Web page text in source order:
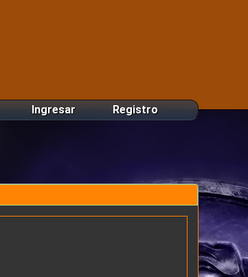
Ingresar Registro